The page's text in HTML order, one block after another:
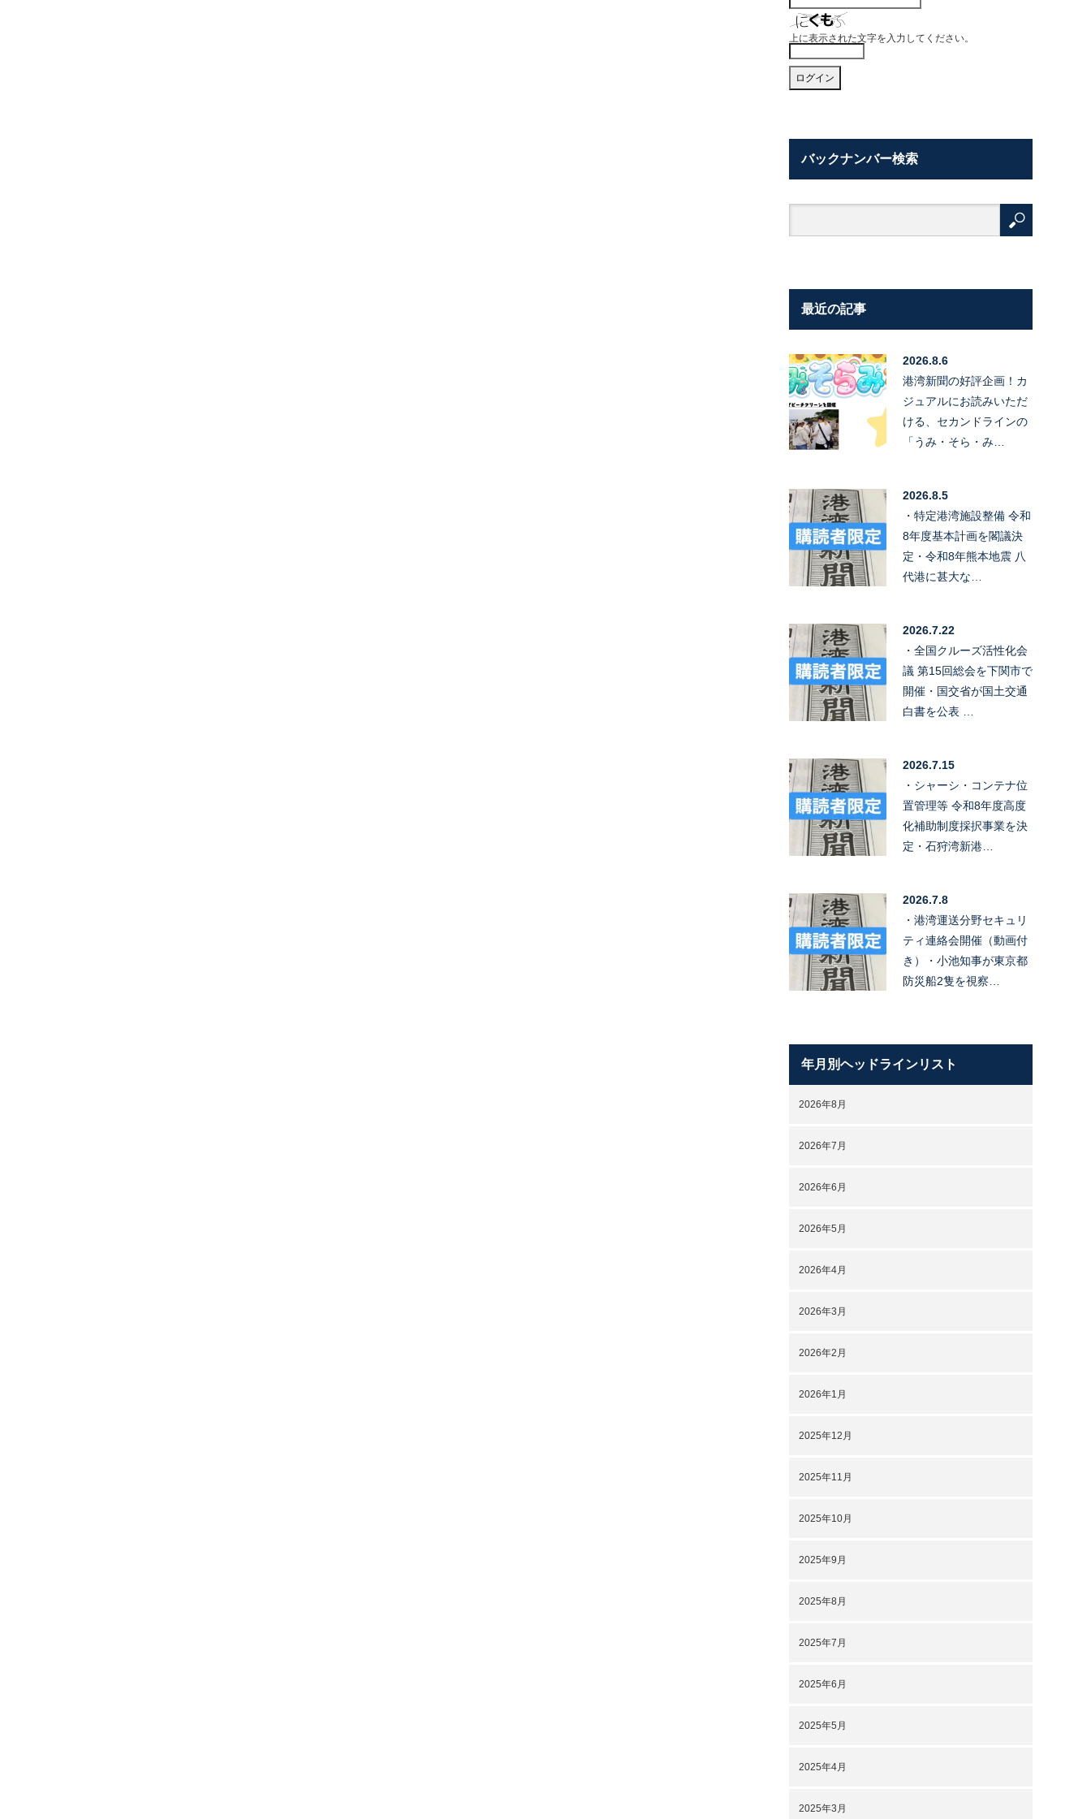
上に表示された文字を入力してください。
バックナンバー検索
最近の記事
2026.8.6
港湾新聞の好評企画！カ
ジュアルにお読みいただ
ける、セカンドラインの
「うみ・そら・み…
2026.8.5
・特定港湾施設整備 令和
8年度基本計画を閣議決
定・令和8年熊本地震 八
代港に甚大な…
2026.7.22
・全国クルーズ活性化会
議 第15回総会を下関市で
開催・国交省が国土交通
白書を公表 …
2026.7.15
・シャーシ・コンテナ位
置管理等 令和8年度高度
化補助制度採択事業を決
定・石狩湾新港…
2026.7.8
・港湾運送分野セキュリ
ティ連絡会開催（動画付
き）・小池知事が東京都
防災船2隻を視察…
年月別ヘッドラインリスト
2026年8月
2026年7月
2026年6月
2026年5月
2026年4月
2026年3月
2026年2月
2026年1月
2025年12月
2025年11月
2025年10月
2025年9月
2025年8月
2025年7月
2025年6月
2025年5月
2025年4月
2025年3月